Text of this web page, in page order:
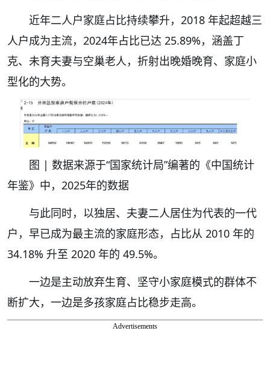
近年二人户家庭占比持续攀升，2018 年起超越三
人户成为主流，2024年占比已达 25.89%，涵盖丁
克、未育夫妻与空巢老人，折射出晚婚晚育、家庭小
型化的大势。
图 | 数据来源于“国家统计局”编著的《中国统计
年鉴》中，2025年的数据
与此同时，以独居、夫妻二人居住为代表的一代
户，早已成为最主流的家庭形态，占比从 2010 年的
34.18% 升至 2020 年的 49.5%。
一边是主动放弃生育、坚守小家庭模式的群体不
断扩大，一边是多孩家庭占比稳步走高。
Advertisements